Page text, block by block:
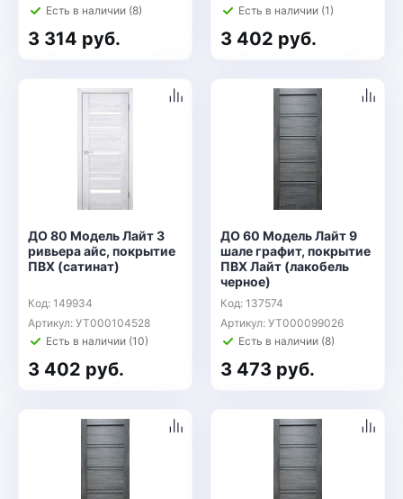
Есть в наличии (8)
3 314 руб.
Есть в наличии (1)
3 402 руб.
ДО 80 Модель Лайт 3
ривьера айс, покрытие
ПВХ (сатинат)
Код: 149934
Артикул: УТ000104528
Есть в наличии (10)
3 402 руб.
ДО 60 Модель Лайт 9
шале графит, покрытие
ПВХ Лайт (лакобель
черное)
Код: 137574
Артикул: УТ000099026
Есть в наличии (8)
3 473 руб.